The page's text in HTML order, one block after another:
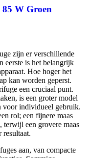
85 W Groen
zijn er verschillende
eerste is het belangrijk
Hoe hoger het
kan worden geperst.
een cruciaal punt.
is een groter model
voor individueel gebruik.
rol; een fijnere maas
terwijl een grovere maas
resultaat.
aan, van compacte